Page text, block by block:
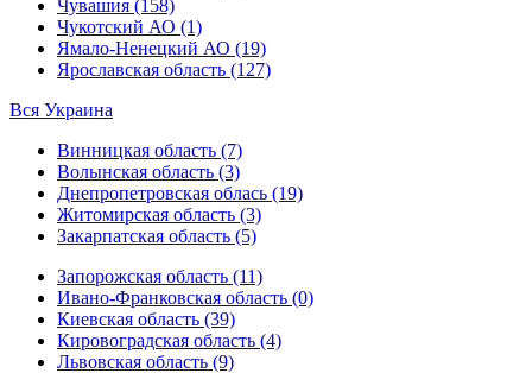
Чувашия (158)
Чукотский АО (1)
Ямало-Ненецкий АО (19)
Ярославская область (127)
Вся Украина
Винницкая область (7)
Волынская область (3)
Днепропетровская облась (19)
Житомирская область (3)
Закарпатская область (5)
Запорожская область (11)
Ивано-Франковская область (0)
Киевская область (39)
Кировоградская область (4)
Львовская область (9)